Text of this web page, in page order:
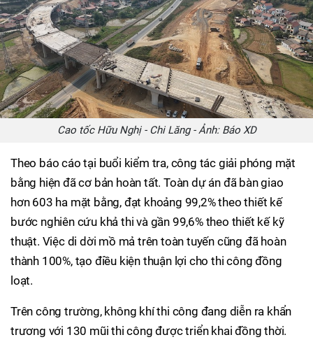
Cao tốc Hữu Nghị - Chi Lăng - Ảnh: Báo XD
Theo báo cáo tại buổi kiểm tra, công tác giải phóng mặt
bằng hiện đã cơ bản hoàn tất. Toàn dự án đã bàn giao
hơn 603 ha mặt bằng, đạt khoảng 99,2% theo thiết kế
bước nghiên cứu khả thi và gần 99,6% theo thiết kế kỹ
thuật. Việc di dời mồ mả trên toàn tuyến cũng đã hoàn
thành 100%, tạo điều kiện thuận lợi cho thi công đồng
loạt.
Trên công trường, không khí thi công đang diễn ra khẩn
trương với 130 mũi thi công được triển khai đồng thời.